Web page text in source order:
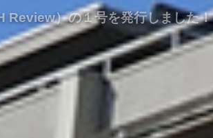
Review）の１号を発行しました！